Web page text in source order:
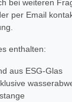
bei weiteren
per Email
enthalten:
aus ESG-Glas